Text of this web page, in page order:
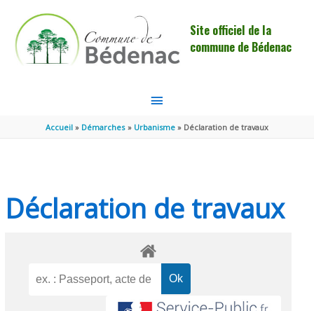
Site officiel de la
commune de Bédenac
MENU
PRINCIPAL
Accueil Démarches Urbanisme Déclaration de travaux
Déclaration de travaux